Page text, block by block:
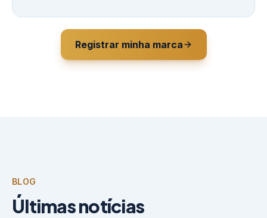
Registrar minha marca
BLOG
Últimas notícias